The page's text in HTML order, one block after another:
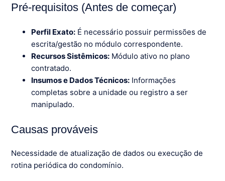
Pré-requisitos (Antes de começar)
Perfil Exato: É necessário possuir permissões de
escrita/gestão no módulo correspondente.
Recursos Sistêmicos: Módulo ativo no plano
contratado.
Insumos e Dados Técnicos: Informações
completas sobre a unidade ou registro a ser
manipulado.
Causas prováveis
Necessidade de atualização de dados ou execução de
rotina periódica do condomínio.